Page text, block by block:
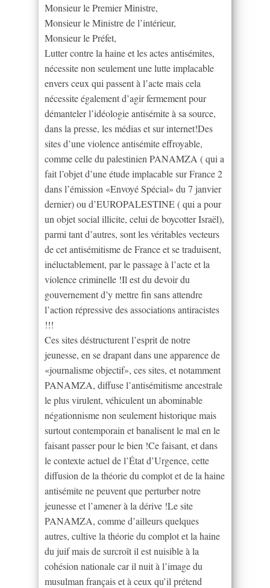
Monsieur le Premier Ministre,
Monsieur le Ministre de l’intérieur,
Monsieur le Préfet,
Lutter contre la haine et les actes antisémites,
nécessite non seulement une lutte implacable
envers ceux qui passent à l’acte mais cela
nécessite également d’agir fermement pour
démanteler l’idéologie antisémite à sa source,
dans la presse, les médias et sur internet!Des
sites d’une violence antisémite effroyable,
comme celle du palestinien PANAMZA ( qui a
fait l’objet d’une étude implacable sur France 2
dans l’émission «Envoyé Spécial» du 7 janvier
dernier) ou d’EUROPALESTINE ( qui a pour
un objet social illicite, celui de boycotter Israël),
parmi tant d’autres, sont les véritables vecteurs
de cet antisémitisme de France et se traduisent,
inéluctablement, par le passage à l’acte et la
violence criminelle !Il est du devoir du
gouvernement d’y mettre fin sans attendre
l’action répressive des associations antiracistes
!!!
Ces sites déstructurent l’esprit de notre
jeunesse, en se drapant dans une apparence de
«journalisme objectif», ces sites, et notamment
PANAMZA, diffuse l’antisémitisme ancestrale
le plus virulent, véhiculent un abominable
négationnisme non seulement historique mais
surtout contemporain et banalisent le mal en le
faisant passer pour le bien !Ce faisant, et dans
le contexte actuel de l’État d’Urgence, cette
diffusion de la théorie du complot et de la haine
antisémite ne peuvent que perturber notre
jeunesse et l’amener à la dérive !Le site
PANAMZA, comme d’ailleurs quelques
autres, cultive la théorie du complot et la haine
du juif mais de surcroît il est nuisible à la
cohésion nationale car il nuit à l’image du
musulman français et à ceux qu’il prétend